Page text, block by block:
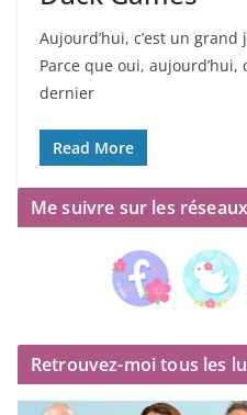
Aujourd’hui, c’est un
Parce que oui, aujourd’hui,
dernier
Read More
Me suivre sur les réseaux
Retrouvez-moi tous les